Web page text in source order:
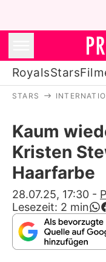
RoyalsStars
STARS
Kaum
Kristen
Haarfarbe
28.07.25, 17:30 -
Lesezeit: 2 min